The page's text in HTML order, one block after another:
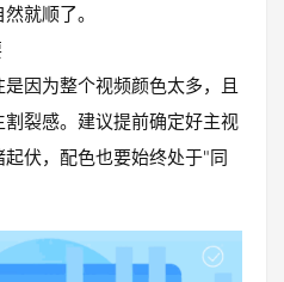
就顺了。
因为整个视频颜色太多，且
裂感。建议提前确定好主视
伏，配色也要始终处于"同